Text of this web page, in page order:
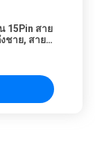
15Pin สาย
ชาย, สาย